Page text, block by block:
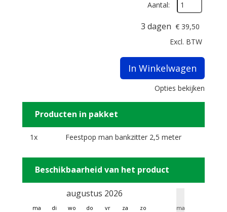
Aantal:
3 dagen € 39,50
Excl. BTW
In Winkelwagen
Opties bekijken
Producten in pakket
1x Feestpop man bankzitter 2,5 meter
Beschikbaarheid van het product
augustus 2026
ma di wo do vr za zo ma